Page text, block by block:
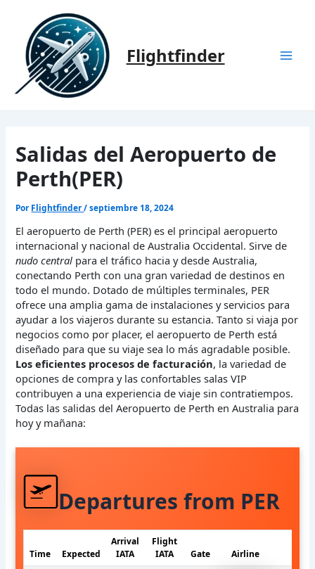
contenido
Flightfinder
Salidas del Aeropuerto de
Perth(PER)
Por Flightfinder/septiembre 18, 2024
El aeropuerto de Perth (PER) es el principal aeropuerto
internacional y nacional de Australia Occidental. Sirve de
nudo central para el tráfico hacia y desde Australia,
conectando Perth con una gran variedad de destinos en
todo el mundo. Dotado de múltiples terminales, PER
ofrece una amplia gama de instalaciones y servicios para
ayudar a los viajeros durante su estancia. Tanto si viaja por
negocios como por placer, el aeropuerto de Perth está
diseñado para que su viaje sea lo más agradable posible.
Los eficientes procesos de facturación, la variedad de
opciones de compra y las confortables salas VIP
contribuyen a una experiencia de viaje sin contratiempos.
Todas las salidas del Aeropuerto de Perth en Australia para
hoy y mañana:
Departures from PER
Time Expected
Arrival
IATA
Flight
IATA
Gate Airline